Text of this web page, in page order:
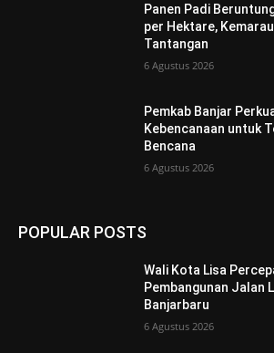
Panen Padi
per Hektare,
Tantangan
6 Agustus 2026
Pemkab Banjar
Kebencanaan untuk
Bencana
6 Agustus 2026
POPULAR POSTS
Wali Kota Lisa
Pembangunan Jalan
Banjarbaru
6 Agustus 2026